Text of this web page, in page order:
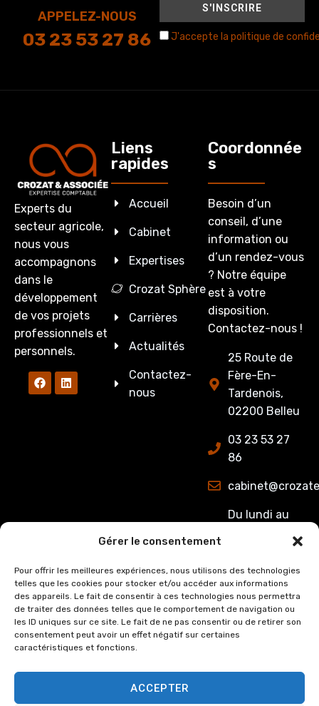
Gérer le consentement
Pour offrir les meilleures expériences, nous utilisons des technologies
telles que les cookies pour stocker et/ou accéder aux informations
des appareils. Le fait de consentir à ces technologies nous permettra
de traiter des données telles que le comportement de navigation ou
les ID uniques sur ce site. Le fait de ne pas consentir ou de retirer son
consentement peut avoir un effet négatif sur certaines
caractéristiques et fonctions.
ACCEPTER
APPELEZ-NOUS
03 23 53 27 86 J'accepte la politique de
Experts du
secteur agricole,
nous vous
accompagnons
dans le
développement
de vos projets
professionnels et
personnels.
Liens
rapides
Accueil
Cabinet
Expertises
Crozat Sphère
Carrières
Actualités
Contactez-
nous
Coordonnée
s
Besoin d’un
conseil, d’une
information ou
d’un rendez-vous
? Notre équipe
est à votre
disposition.
Contactez-nous !
25 Route de
Fère-En-
Tardenois,
02200 Belleu
03 23 53 27
86
Du lundi au
8h00 à 12h15
et de 13h15 à
17h00.
Le Vendredi :
de 8h00 à
12h15 et de